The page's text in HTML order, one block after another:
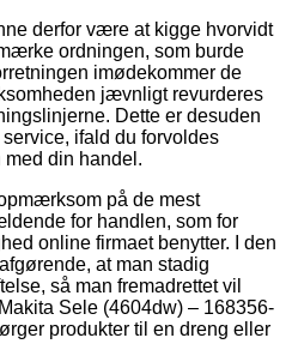
derfor være at kigge hvorvidt
ordningen, som burde
imødekommer de
jævnligt revurderes
Dette er desuden
ifald du forvoldes
din handel.
på de mest
for handlen, som for
online firmaet benytter. I den
at man stadig
så man fremadrettet vil
Sele (4604dw) – 168356-
produkter til en dreng eller